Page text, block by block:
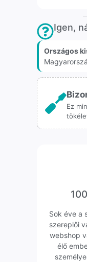
Igen,
Országos
Ez
Sok éve a
szereplői
webshop
élő